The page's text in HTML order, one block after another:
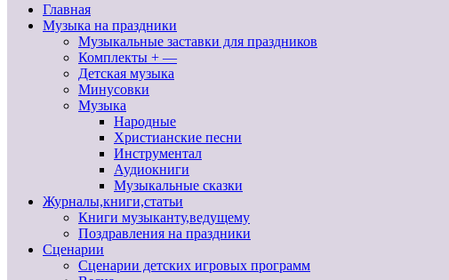
Главная
Музыка на праздники
Музыкальные заставки для праздников
Комплекты + —
Детская музыка
Минусовки
Музыка
Народные
Христианские песни
Инструментал
Аудиокниги
Музыкальные сказки
Журналы,книги,статьи
Книги музыканту,ведущему
Поздравления на праздники
Сценарии
Сценарии детских игровых программ